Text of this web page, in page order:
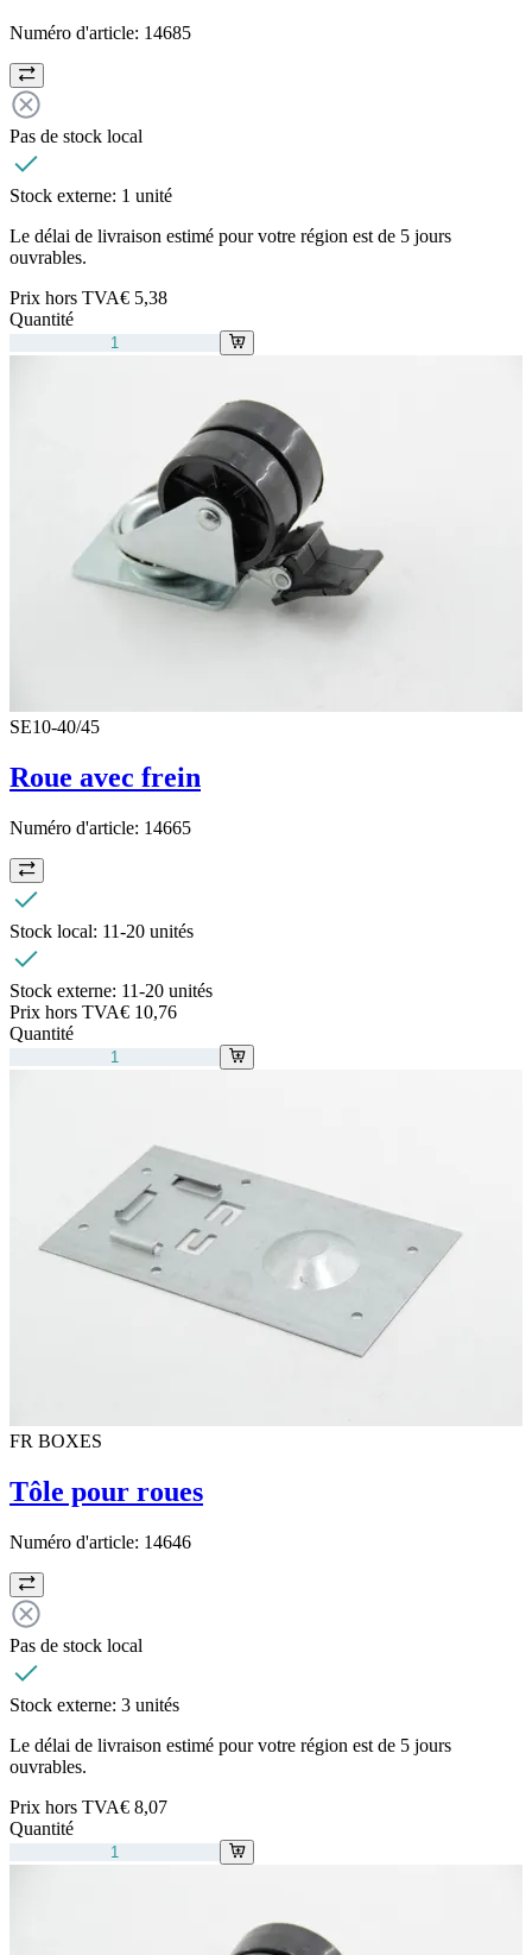
Numéro d'article: 14685
Pas de stock local
Stock externe: 1 unité
Le délai de livraison estimé pour votre région est de 5 jours
ouvrables.
Prix hors TVA€ 5,38
Quantité
SE10-40/45
Roue avec frein
Numéro d'article: 14665
Stock local: 11-20 unités
Stock externe: 11-20 unités
Prix hors TVA€ 10,76
Quantité
FR BOXES
Tôle pour roues
Numéro d'article: 14646
Pas de stock local
Stock externe: 3 unités
Le délai de livraison estimé pour votre région est de 5 jours
ouvrables.
Prix hors TVA€ 8,07
Quantité